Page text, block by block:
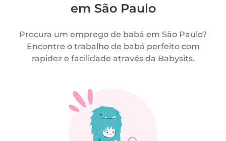
em São Paulo
Procura um emprego de babá em São Paulo?
Encontre o trabalho de babá perfeito com
rapidez e facilidade através da Babysits.